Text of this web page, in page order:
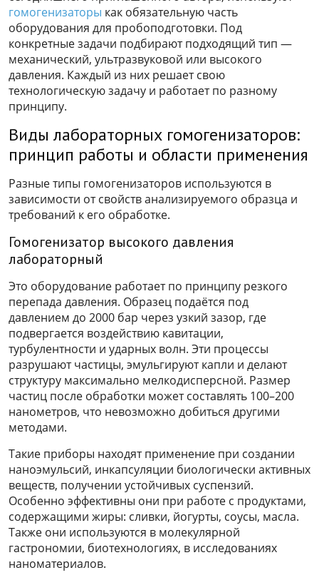
гомогенизаторы как обязательную часть
оборудования для пробоподготовки. Под
конкретные задачи подбирают подходящий тип —
механический, ультразвуковой или высокого
давления. Каждый из них решает свою
технологическую задачу и работает по разному
принципу.
Виды лабораторных гомогенизаторов:
принцип работы и области применения
Разные типы гомогенизаторов используются в
зависимости от свойств анализируемого образца и
требований к его обработке.
Гомогенизатор высокого давления
лабораторный
Это оборудование работает по принципу резкого
перепада давления. Образец подаётся под
давлением до 2000 бар через узкий зазор, где
подвергается воздействию кавитации,
турбулентности и ударных волн. Эти процессы
разрушают частицы, эмульгируют капли и делают
структуру максимально мелкодисперсной. Размер
частиц после обработки может составлять 100–200
нанометров, что невозможно добиться другими
методами.
Такие приборы находят применение при создании
наноэмульсий, инкапсуляции биологически активных
веществ, получении устойчивых суспензий.
Особенно эффективны они при работе с продуктами,
содержащими жиры: сливки, йогурты, соусы, масла.
Также они используются в молекулярной
гастрономии, биотехнологиях, в исследованиях
наноматериалов.